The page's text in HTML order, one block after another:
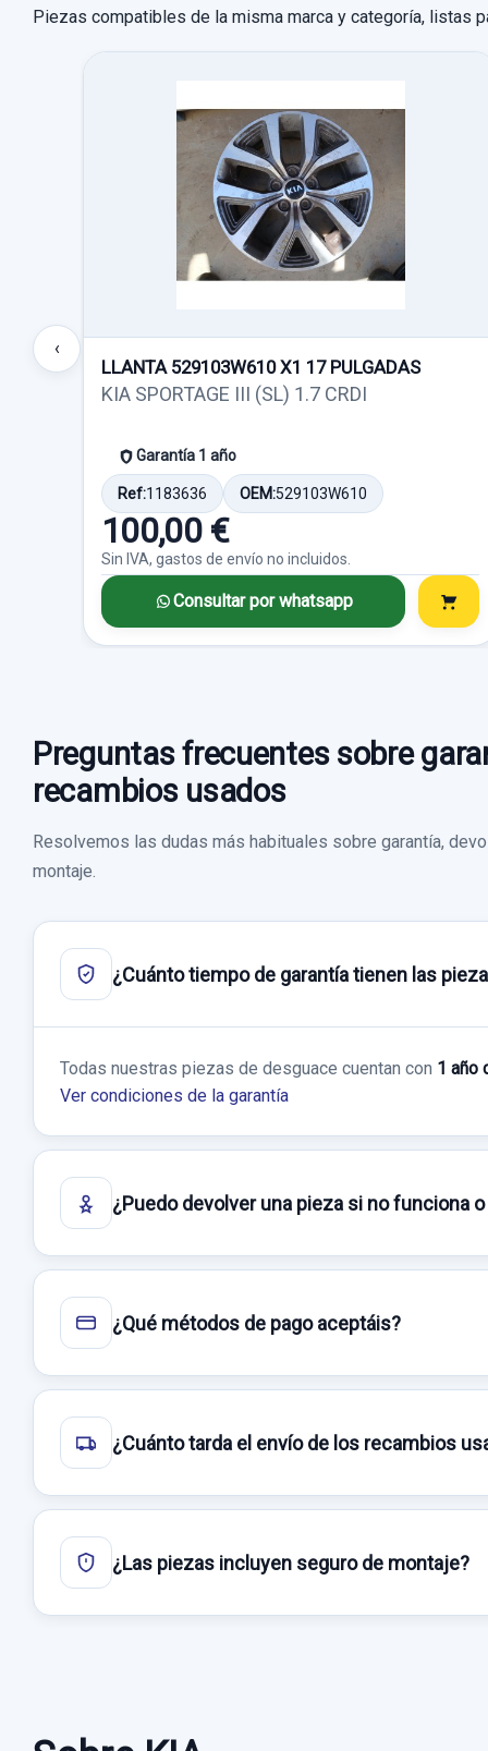
Piezas compatibles de la misma marca y categoría, listas
‹
LLANTA 529103W610 X1 17 PULGADAS
KIA SPORTAGE III (SL) 1.7 CRDI
Garantía 1 año
Ref:1183636 OEM:529103W610
100,00 €
Sin IVA, gastos de envío no incluidos.
Consultar por whatsapp
Preguntas frecuentes sobre
recambios usados
Resolvemos las dudas más habituales sobre garantía,
montaje.
¿Cuánto tiempo de garantía tienen las
Todas nuestras piezas de desguace cuentan con 1 año
Ver condiciones de la garantía
¿Puedo devolver una pieza si no funciona
¿Qué métodos de pago aceptáis?
¿Cuánto tarda el envío de los recambios
¿Las piezas incluyen seguro de montaje?